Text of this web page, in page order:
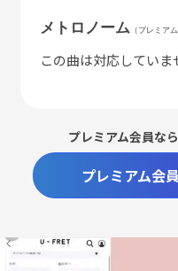
メトロノーム （プレミア
この曲は対応していま
プレミアム会員な
プレミアム会